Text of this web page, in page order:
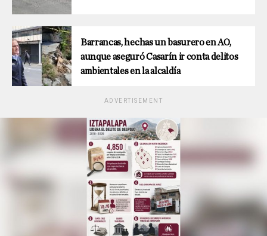
Barrancas, hechas un basurero en AO,
aunque aseguró Casarín ir conta delitos
ambientales en la alcaldía
ADVERTISEMENT